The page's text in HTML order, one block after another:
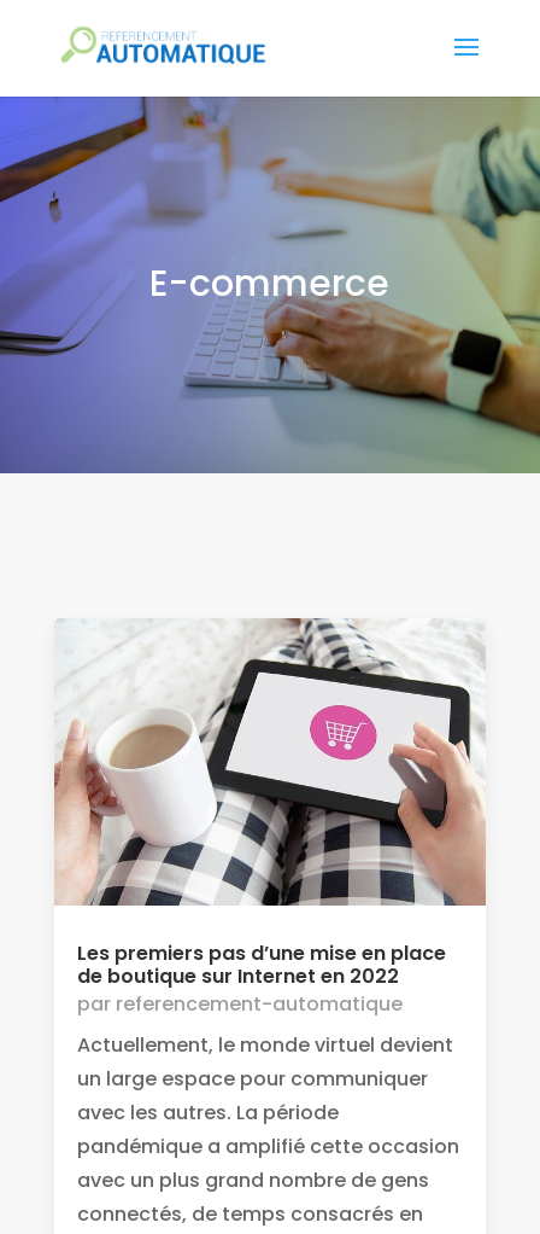
E-commerce
Les premiers pas d’une mise en place
de boutique sur Internet en 2022
par referencement-automatique
Actuellement, le monde virtuel devient
un large espace pour communiquer
avec les autres. La période
pandémique a amplifié cette occasion
avec un plus grand nombre de gens
connectés, de temps consacrés en